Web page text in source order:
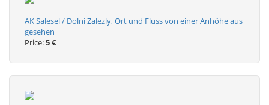
AK Salesel / Dolni Zalezly, Ort und Fluss von einer Anhöhe aus
gesehen
Price:5 €